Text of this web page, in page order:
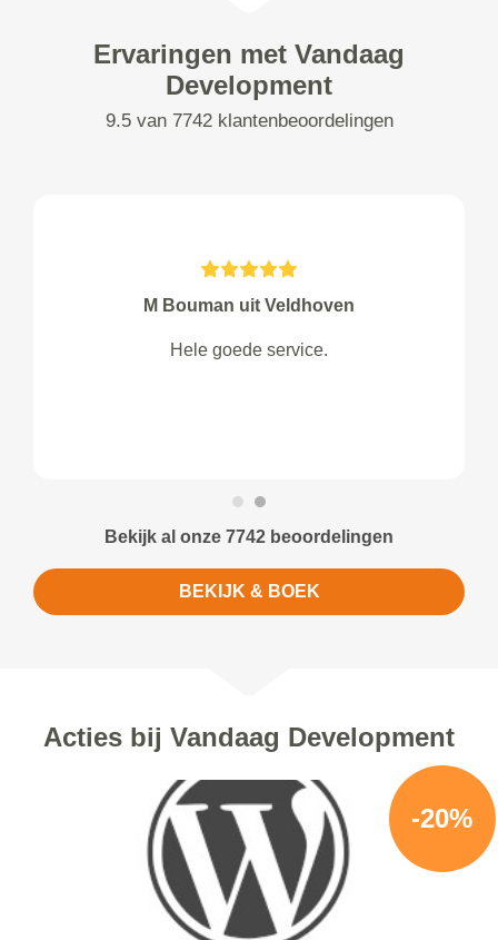
Ervaringen met Vandaag
Development
9.5 van 7742 klantenbeoordelingen
M Bouman uit Veldhoven
Hele goede service.
Bekijk al onze 7742 beoordelingen
BEKIJK & BOEK
Acties bij Vandaag Development
-20%